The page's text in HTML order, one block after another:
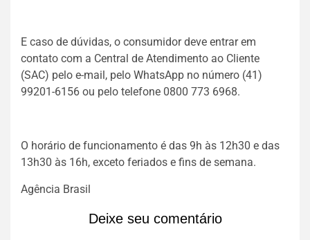
E caso de dúvidas, o consumidor deve entrar em
contato com a Central de Atendimento ao Cliente
(SAC) pelo e-mail, pelo WhatsApp no número (41)
99201-6156 ou pelo telefone 0800 773 6968.
O horário de funcionamento é das 9h às 12h30 e das
13h30 às 16h, exceto feriados e fins de semana.
Agência Brasil
Deixe seu comentário